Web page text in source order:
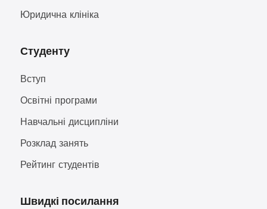
Юридична клініка
Студенту
Вступ
Освітні програми
Навчальні дисципліни
Розклад занять
Рейтинг студентів
Швидкі посилання